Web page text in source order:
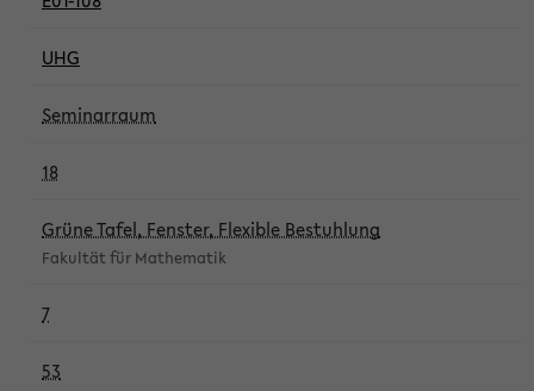
UHG
Seminarraum
18
Grüne Tafel, Fenster, Flexible Bestuhlung
Fakultät für Mathematik
7
53